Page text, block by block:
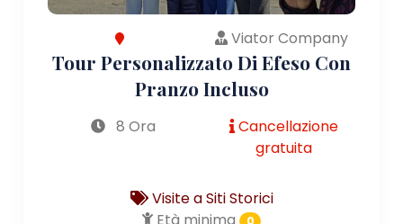
Viator Company
Tour Personalizzato Di Efeso Con
Pranzo Incluso
8 Ora
Cancellazione
gratuita
Visite a Siti Storici
0